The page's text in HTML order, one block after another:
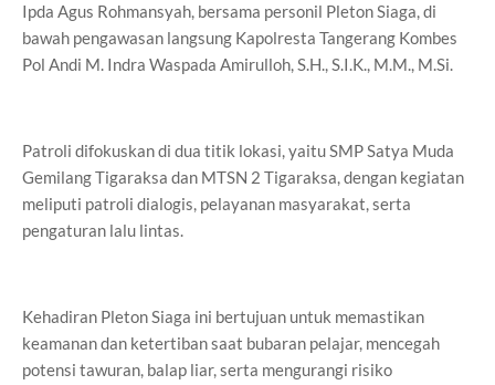
Ipda Agus Rohmansyah, bersama personil Pleton Siaga, di
bawah pengawasan langsung Kapolresta Tangerang Kombes
Pol Andi M. Indra Waspada Amirulloh, S.H., S.I.K., M.M., M.Si.
Patroli difokuskan di dua titik lokasi, yaitu SMP Satya Muda
Gemilang Tigaraksa dan MTSN 2 Tigaraksa, dengan kegiatan
meliputi patroli dialogis, pelayanan masyarakat, serta
pengaturan lalu lintas.
Kehadiran Pleton Siaga ini bertujuan untuk memastikan
keamanan dan ketertiban saat bubaran pelajar, mencegah
potensi tawuran, balap liar, serta mengurangi risiko